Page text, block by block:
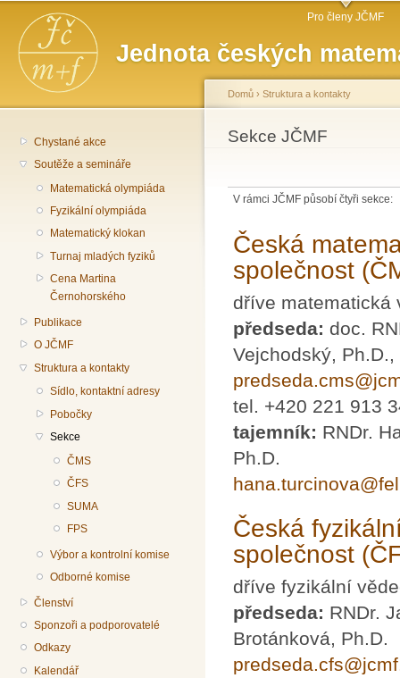
Jednota českých
Hlavní menu Pro členy JČMF
Chystané akce
Soutěže a semináře
Matematická olympiáda
Fyzikální olympiáda
Matematický klokan
Turnaj mladých fyziků
Cena Martina
Černohorského
Publikace
O JČMF
Struktura a kontakty
Sídlo, kontaktní adresy
Pobočky
Sekce
ČMS
ČFS
SUMA
FPS
Výbor a kontrolní komise
Odborné komise
Členství
Sponzoři a podporovatelé
Odkazy
Kalendář
Jste zde
Domů › Struktura a kontakty
Sekce JČMF
V rámci JČMF působí čtyři sekce:
Česká
společnost
dříve matematická
předseda: doc.
Vejchodský, Ph.D.,
tel. +420 221 913
tajemník: RNDr.
Ph.D.
Česká
společnost
dříve fyzikální
předseda: RNDr.
Brotánková, Ph.D.